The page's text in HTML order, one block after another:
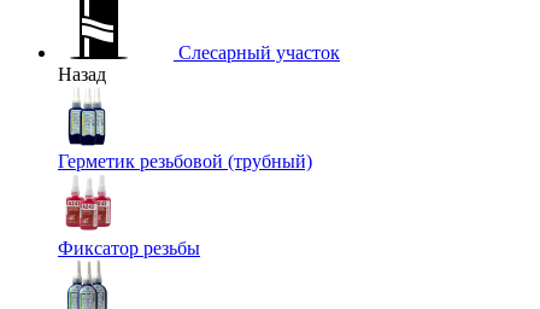
Слесарный участок
Назад
Герметик резьбовой (трубный)
Фиксатор резьбы